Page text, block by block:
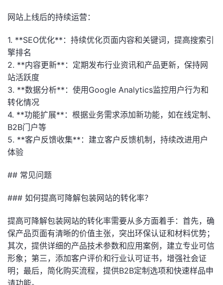
网站上线后的持续运营：
1. **SEO优化**：持续优化页面内容和关键词，提高搜索引
擎排名
2. **内容更新**：定期发布行业资讯和产品更新，保持网
站活跃度
3. **数据分析**：使用Google Analytics监控用户行为和
转化情况
4. **功能扩展**：根据业务需求添加新功能，如在线定制、
B2B门户等
5. **客户反馈收集**：建立客户反馈机制，持续改进用户
体验
## 常见问题
### 如何提高可降解包装网站的转化率？
提高可降解包装网站的转化率需要从多方面着手：首先，确
保产品页面有清晰的价值主张，突出环保认证和材料优势；
其次，提供详细的产品技术参数和应用案例，建立专业可信
形象；第三，添加客户评价和行业认可证书，增强社会证
明；最后，简化购买流程，提供B2B定制选项和快速样品申
请功能。